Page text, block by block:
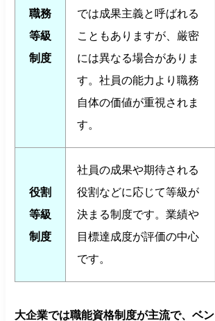
職務
等級
制度
では成果主義と呼ばれる
こともありますが、厳密
には異なる場合がありま
す。社員の能力より職務
自体の価値が重視されま
す。
役割
等級
制度
社員の成果や期待される
役割などに応じて等級が
決まる制度です。業績や
目標達成度が評価の中心
です。
大企業では職能資格制度が主流で、ベン